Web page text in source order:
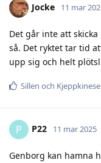
Jocke 11 mar
Det går inte att
så. Det ryktet tar tid
upp sig och helt
Sillen och
P P22 11 mar 2025
Genborg kan hamna